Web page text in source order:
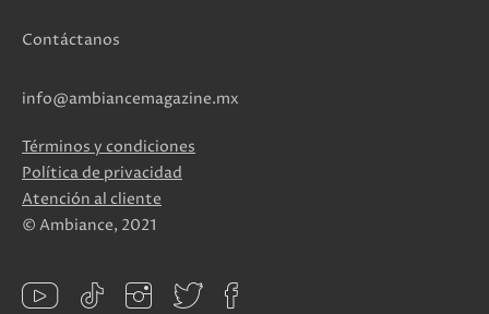
Contáctanos
info@ambiancemagazine.mx
Términos y condiciones
Política de privacidad
Atención al cliente
© Ambiance, 2021